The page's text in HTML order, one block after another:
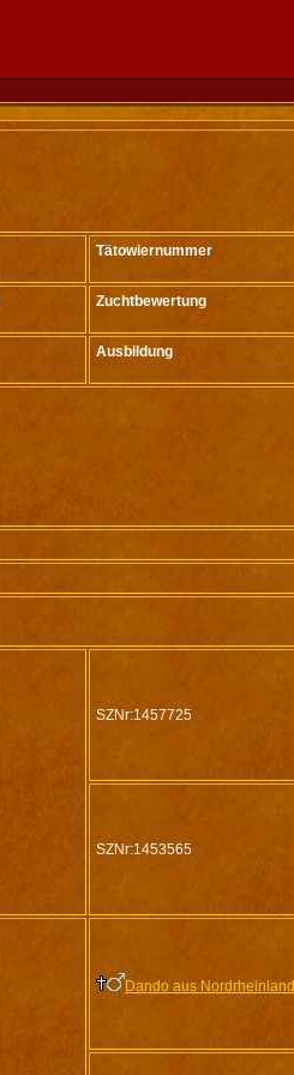
Tätowiernummer
Zuchtbewertung
Ausbildung
SZNr:1457725
SZNr:1453565
Dando aus Nordrheinland